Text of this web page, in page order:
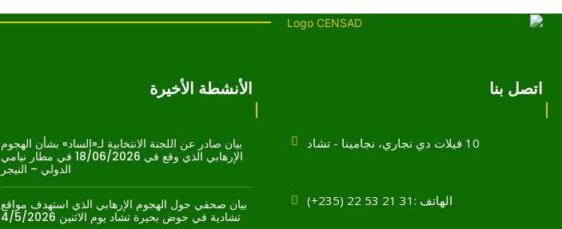
الأنشطة الأخيرة
بيان صادر عن اللجنة الانتخابية لـ«الساد» بشأن الهجوم
الإرهابي الذي وقع في 18/06/2026 في مطار نيامي
الدولي – النيجر
بيان صحفي حول الهجوم الإرهابي الذي استهدف مواقع
تشادية في حوض بحيرة تشاد يوم الاثنين 4/5/2026
اتصل بنا
10 فيلات دي نجاري، نجامينا - تشاد
الهاتف :31 21 53 22 (235+)